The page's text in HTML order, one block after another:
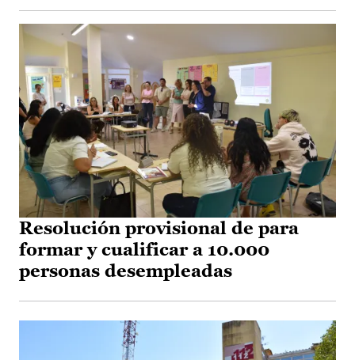
Resolución provisional de para
formar y cualificar a 10.000
personas desempleadas